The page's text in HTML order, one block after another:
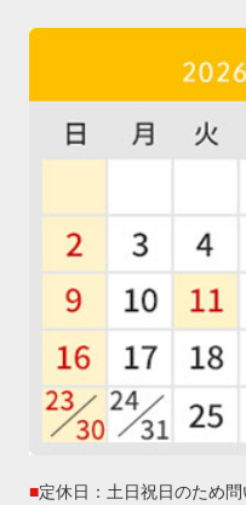
■定休日：土日祝日のため